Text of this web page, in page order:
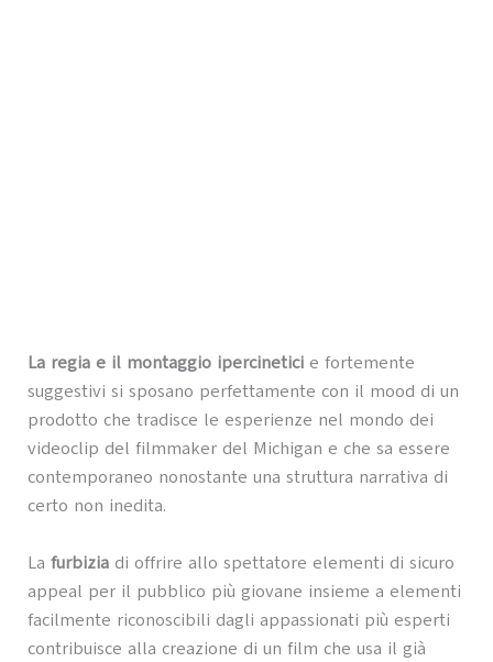
La regia e il montaggio ipercineticie fortemente
suggestivi si sposano perfettamente con il mood di un
prodotto che tradisce le esperienze nel mondo dei
videoclip del filmmaker del Michigan e che sa essere
contemporaneo nonostante una struttura narrativa di
certo non inedita.
La furbiziadi offrire allo spettatore elementi di sicuro
appeal per il pubblico più giovane insieme a elementi
facilmente riconoscibili dagli appassionati più esperti
contribuisce alla creazione di un film che usa il già